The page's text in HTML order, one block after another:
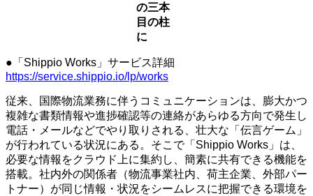
の三本
目の柱
に
●「Shippio Works」サービス詳細
https://service.shippio.io/lp/works
従来、国際物流業務に伴うコミュニケーションは、膨大かつ
複雑な書類情報や進捗確認等の連絡があらゆる方向で発生し
電話・メールなどでやり取りされる、壮大な「伝言ゲーム」
が行われている状況にある。そこで「Shippio Works」は、
必要な情報をクラウド上に集約し、簡素に共有できる機能を
搭載。社内外の関係者（物流事業社内、荷主企業、外部パー
トナー）が同じ情報・状況をシームレスに把握できる環境を